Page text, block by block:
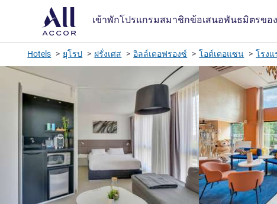
เข้าพักโปรแกรมสมาชิกข้อเสนอพันธมิตรของ
Hotels ยุโรป ฝรั่งเศส อิลล์เดอฟรองซ์ โอต์เดอแซน โรง